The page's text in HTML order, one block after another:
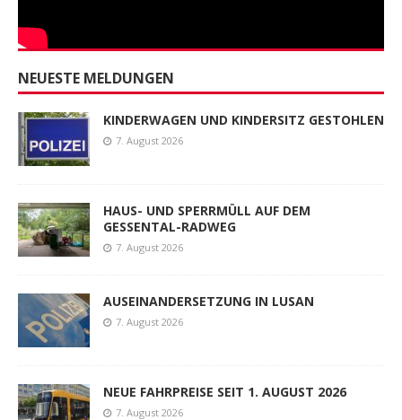
NEUESTE MELDUNGEN
KINDERWAGEN UND KINDERSITZ GESTOHLEN
7. August 2026
HAUS- UND SPERRMÜLL AUF DEM
GESSENTAL-RADWEG
7. August 2026
AUSEINANDERSETZUNG IN LUSAN
7. August 2026
NEUE FAHRPREISE SEIT 1. AUGUST 2026
7. August 2026